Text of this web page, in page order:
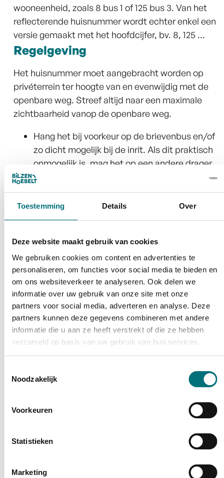
Toestemming Details Over
Deze website maakt gebruik van cookies
We gebruiken cookies om content en advertenties te
personaliseren, om functies voor social media te bieden en
om ons websiteverkeer te analyseren. Ook delen we
informatie over uw gebruik van onze site met onze
partners voor social media, adverteren en analyse. Deze
partners kunnen deze gegevens combineren met andere
informatie die u aan ze heeft verstrekt of die ze hebben
verzameld op basis van uw gebruik van hun services.
Noodzakelijk
Voorkeuren
Statistieken
Marketing
wooneenheid, zoals 8 bus 1 of 125 bus 3. Van het
reflecterende huisnummer wordt echter enkel een
versie gemaakt met het hoofdcijfer, bv. 8, 125 …
Regelgeving
Het huisnummer moet aangebracht worden op
privéterrein ter hoogte van en evenwijdig met de
openbare weg. Streef altijd naar een maximale
zichtbaarheid vanop de openbare weg.
Hang het bij voorkeur op de brievenbus en/of
zo dicht mogelijk bij de inrit. Als dit praktisch
onmogelijk is, mag het op een andere drager,
zoals een omheining of paaltje.
Het nummer moet op een hoogte tussen 0,5
en 1,5 meter hangen.
Als de voorgevel van het gebouw zich op
domein (rooilijn) bevindt, mag het nummer op
de voorgevel bevestigd worden, rechts naast
de voornaamste deur en op een hoogte
tussen 1,5 en 2 meter.
Contact
Onthaal Bilzen
AdresKlantencontactcentrum (Bilzen)
Deken Paquayplein 1
Vandaag